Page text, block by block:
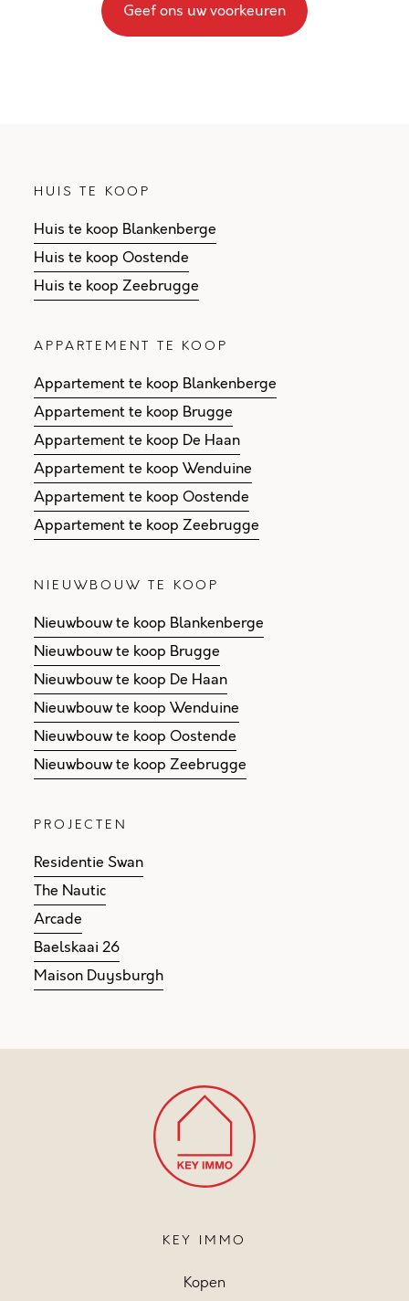
Geef ons uw voorkeuren
HUIS TE KOOP
Huis te koop Blankenberge
Huis te koop Oostende
Huis te koop Zeebrugge
APPARTEMENT TE KOOP
Appartement te koop Blankenberge
Appartement te koop Brugge
Appartement te koop De Haan
Appartement te koop Wenduine
Appartement te koop Oostende
Appartement te koop Zeebrugge
NIEUWBOUW TE KOOP
Nieuwbouw te koop Blankenberge
Nieuwbouw te koop Brugge
Nieuwbouw te koop De Haan
Nieuwbouw te koop Wenduine
Nieuwbouw te koop Oostende
Nieuwbouw te koop Zeebrugge
PROJECTEN
Residentie Swan
The Nautic
Arcade
Baelskaai 26
Maison Duysburgh
KEY IMMO
Kopen